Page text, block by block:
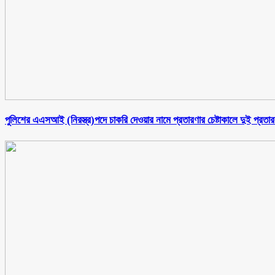
পুলিশের এএসআই (নিরস্ত্র)পদে চাকরি দেওয়ার নামে প্রতারণার চেষ্টাকালে দুই